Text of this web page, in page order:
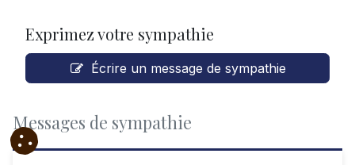
Exprimez votre sympathie
Écrire un message de sympathie
Messages de sympathie